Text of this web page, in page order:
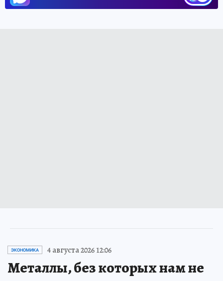
ЭКОНОМИКА 4 августа 2026 12:06
Металлы, без которых нам не